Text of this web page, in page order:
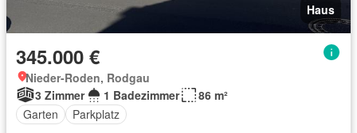
Haus
345.000 €
Nieder-Roden, Rodgau
3 Zimmer
1 Badezimmer
86 m²
Garten
Parkplatz